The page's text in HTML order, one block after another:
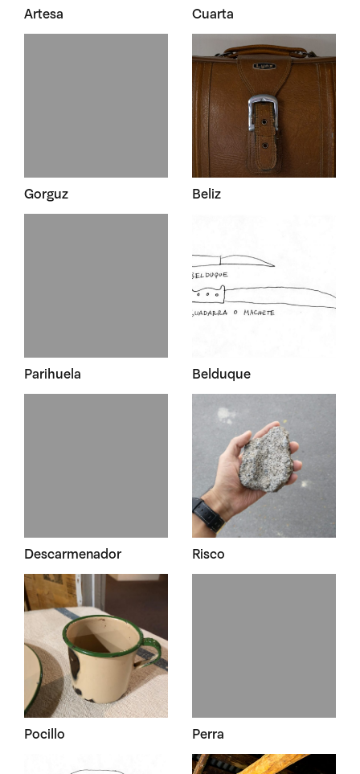
Artesa Cuarta
Gorguz Beliz
Parihuela Belduque
Descarmenador Risco
Pocillo Perra